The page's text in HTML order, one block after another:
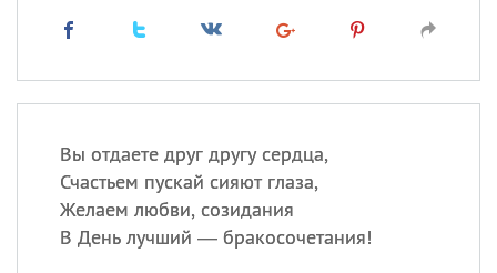
Вы отдаете друг другу сердца,
Счастьем пускай сияют глаза,
Желаем любви, созидания
В День лучший — бракосочетания!
Сергей , Теодор, Федор
происхождение